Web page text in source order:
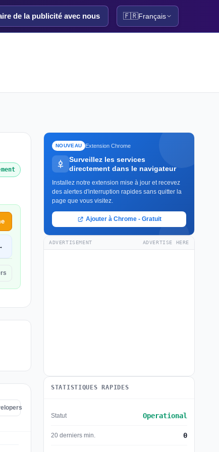
de la publicité avec nous 🇫🇷Français
NOUVEAU Extension Chrome
Surveillez les services
directement dans le navigateur
Installez notre extension mise à jour et recevez
des alertes d'interruption rapides sans quitter la
page que vous visitez.
Ajouter à Chrome - Gratuit
ADVERTISEMENT ADVERTISE HERE
STATISTIQUES RAPIDES
Statut Operational
20 derniers min. 0